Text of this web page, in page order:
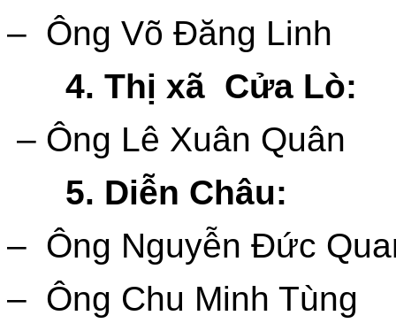
– Ông Võ Đăng Linh
4. Thị xã Cửa Lò:
– Ông Lê Xuân Quân
5. Diễn Châu:
– Ông Nguyễn Đức
– Ông Chu Minh Tùng